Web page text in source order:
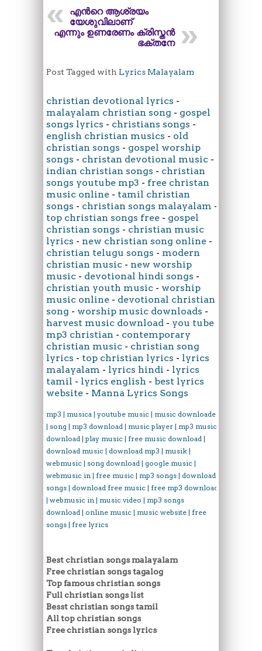
എന്‍റെ ആശ്രയം
യേശുവിലാണ്
എന്നും ഉണരേണം ക്രിസ്തൻ
ഭക്തനേ
Post Tagged with Lyrics Malayalam
christian devotional lyrics -
malayalam christian song - gospel
songs lyrics - christians songs -
english christian musics - old
christian songs - gospel worship
songs - christan devotional music -
indian christian songs - christian
songs youtube mp3 - free christan
music online - tamil christian
songs - christian songs malayalam -
top christian songs free - gospel
christian songs - christian music
lyrics - new christian song online -
christian telugu songs - modern
christian music - new worship
music - devotional hindi songs -
christian youth music - worship
music online - devotional christian
song - worship music downloads -
harvest music download - you tube
mp3 christian - contemporary
christian music - christian song
lyrics - top christian lyrics - lyrics
malayalam - lyrics hindi - lyrics
tamil - lyrics english - best lyrics
website - Manna Lyrics Songs
mp3 | musica | youtube music | music downloader
| song | mp3 download | music player | mp3 music
download | play music | free music download |
download music | download mp3 | musik |
webmusic | song download | google music |
webmusic in | free music | mp3 songs | download
songs | download free music | free mp3 download
| webmusic in | music video | mp3 songs
download | online music | music website | free
songs | free lyrics
Best christian songs malayalam
Free christian songs tagalog
Top famous christian songs
Full christian songs list
Besst christian songs tamil
All top christian songs
Free christian songs lyrics